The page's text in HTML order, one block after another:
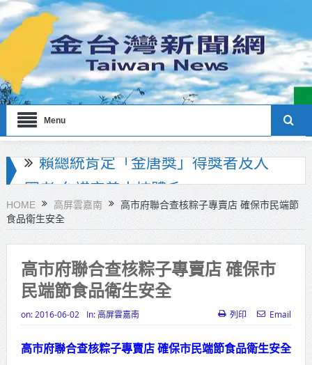
Menu
海巡署南部分署主官大換血 蔡順元
勉提升巡防戰力
北市鮮奶週報再升級！8月31日補助
擴大至國中生
雙北合作里程碑！萬大線動態測試
侯友宜蔣萬安攜手視察
北形象館亮相
HOME 高屏雲嘉南
高市府聯合查核粽子專賣店 確保市民端節
食品衛生安全
高市府聯合查核粽子專賣店 確保市
民端節食品衛生安全
on: 2016-06-02 In:高屏雲嘉南 列印 Email
高市府聯合查核粽子專賣店 確保市民端節食品衛生安全